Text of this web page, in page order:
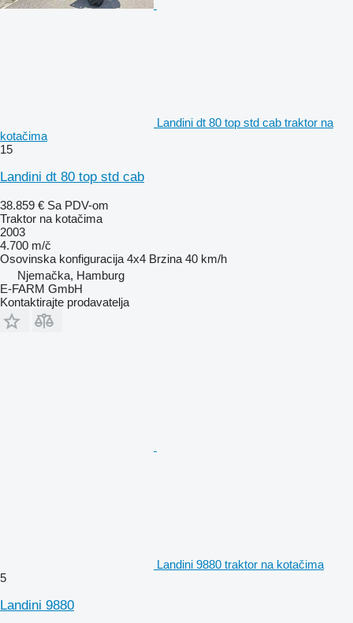
Landini dt 80 top std cab traktor na
kotačima
15
Landini dt 80 top std cab
38.859 € Sa PDV-om
Traktor na kotačima
2003
4.700 m/č
Osovinska konfiguracija 4x4 Brzina 40 km/h
Njemačka, Hamburg
E-FARM GmbH
Kontaktirajte prodavatelja
Landini 9880 traktor na kotačima
5
Landini 9880